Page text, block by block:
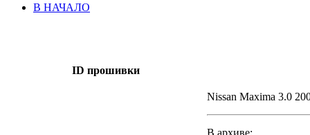
В НАЧАЛО
ID прошивки
Nissan Maxima 3.0
В архиве: